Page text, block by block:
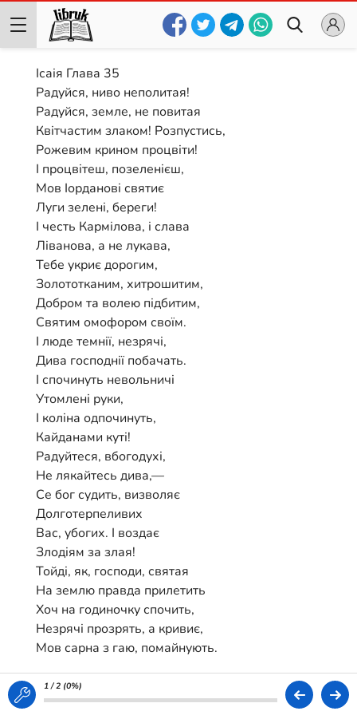
Ісаія Глава 35
Радуйся, ниво неполитая!
Радуйся, земле, не повитая
Квітчастим злаком! Розпустись,
Рожевим крином процвіти!
І процвітеш, позеленієш,
Мов Іорданові святиє
Луги зелені, береги!
І честь Кармілова, і слава
Ліванова, а не лукава,
Тебе укриє дорогим,
Золототканим, хитрошитим,
Добром та волею підбитим,
Святим омофором своїм.
І люде темнії, незрячі,
Дива господнії побачать.
І спочинуть невольничі
Утомлені руки,
І коліна одпочинуть,
Кайданами куті!
Радуйтеся, вбогодухі,
Не лякайтесь дива,—
Се бог судить, визволяє
Долготерпеливих
Вас, убогих. І воздає
Злодіям за злая!
Тойді, як, господи, святая
На землю правда прилетить
Хоч на годиночку спочить,
Незрячі прозрять, а кривиє,
Мов сарна з гаю, помайнують.
Прорветься слово, як вода,
І дебрь-пустиня неполита,
1 / 2 (0%)